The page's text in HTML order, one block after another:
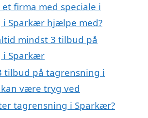
et firma med speciale i
Sparkær hjælpe med?
mindst 3 tilbud på
i Sparkær
tilbud på tagrensning i
være tryg ved
tagrensning i Sparkær?